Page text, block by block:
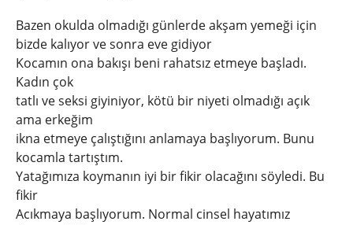
Bazen okulda olmadığı günlerde akşam yemeği için
bizde kalıyor ve sonra eve gidiyor
Kocamın ona bakışı beni rahatsız etmeye başladı.
Kadın çok
tatlı ve seksi giyiniyor, kötü bir niyeti olmadığı açık
ama erkeğim
ikna etmeye çalıştığını anlamaya başlıyorum. Bunu
kocamla tartıştım.
Yatağımıza koymanın iyi bir fikir olacağını söyledi. Bu
fikir
Acıkmaya başlıyorum. Normal cinsel hayatımız